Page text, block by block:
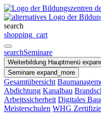
search
shopping_cart
searchSeminare
Weiterbildung Hauptmenü
Seminare expand_more
Gesamtübersicht
Abdichtung Kanalbau
Arbeitssicherheit Digitales
Meisterschulen WHG